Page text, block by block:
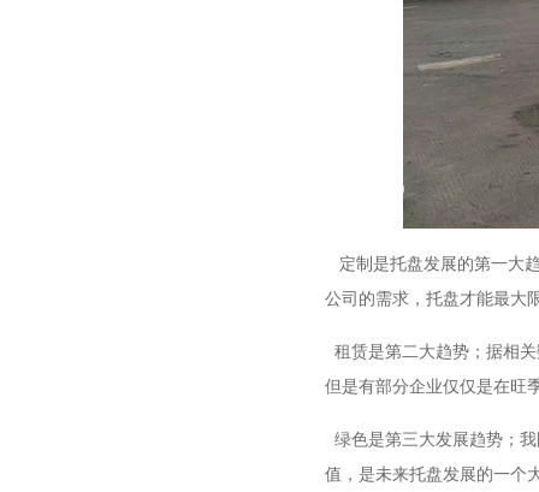
定制是托盘发展的第一大趋势
公司的需求，托盘才能最大
租赁是第二大趋势；据相关
但是有部分企业仅仅是在旺季
绿色是第三大发展趋势；我
值，是未来托盘发展的一个大